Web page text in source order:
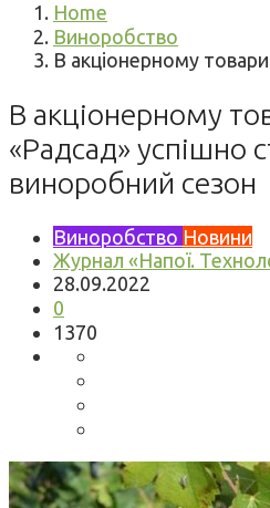
Home
Виноробство
В акціонерному
В акціонерному
«Радсад» успішно
виноробний сезон
Виноробство Новини
Журнал «Напої.
28.09.2022
0
1370